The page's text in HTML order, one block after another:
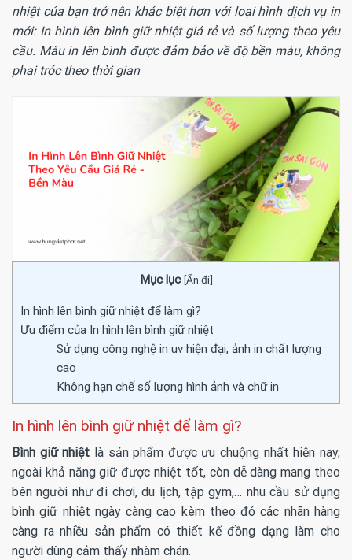
nhiệt của bạn trở nên khác biệt hơn với loại hình dịch vụ in
mới: In hình lên bình giữ nhiệt giá rẻ và số lượng theo yêu
cầu. Màu in lên bình được đảm bảo về độ bền màu, không
phai tróc theo thời gian
Mục lục [Ẩn đi]
In hình lên bình giữ nhiệt để làm gì?
Ưu điểm của In hình lên bình giữ nhiệt
Sử dụng công nghệ in uv hiện đại, ảnh in chất lượng
cao
Không hạn chế số lượng hình ảnh và chữ in
In hình lên bình giữ nhiệt để làm gì?
Bình giữ nhiệt là sản phẩm được ưu chuộng nhất hiện nay,
ngoài khả năng giữ được nhiệt tốt, còn dễ dàng mang theo
bên người như đi chơi, du lịch, tập gym,… nhu cầu sử dụng
bình giữ nhiệt ngày càng cao kèm theo đó các nhãn hàng
càng ra nhiều sản phẩm có thiết kế đồng dạng làm cho
người dùng cảm thấy nhàm chán.